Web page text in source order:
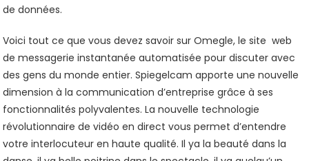
de données.
Voici tout ce que vous devez savoir sur Omegle, le site web
de messagerie instantanée automatisée pour discuter avec
des gens du monde entier. Spiegelcam apporte une nouvelle
dimension à la communication d’entreprise grâce à ses
fonctionnalités polyvalentes. La nouvelle technologie
révolutionnaire de vidéo en direct vous permet d’entendre
votre interlocuteur en haute qualité. Il ya la beauté dans la